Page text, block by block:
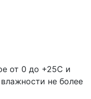
от 0 до +25С и
не более